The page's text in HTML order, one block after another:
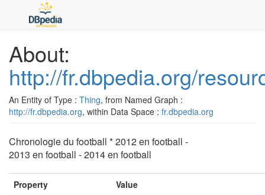
About:
http://fr.dbpedia.org/
An Entity of Type : Thing, from Named Graph :
http://fr.dbpedia.org, within Data Space : fr.dbpedia.org
Chronologie du football * 2012 en football -
2013 en football - 2014 en football
Property Value